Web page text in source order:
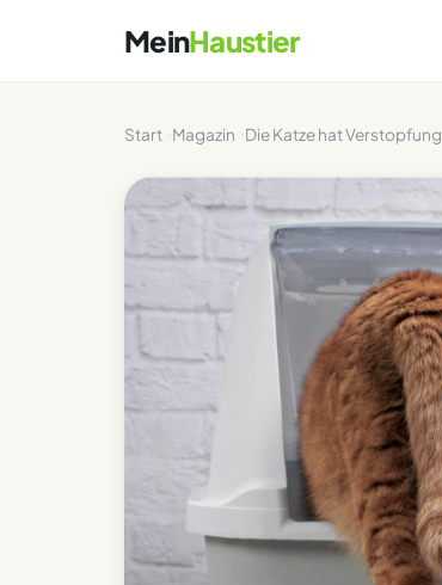
MeinHaustier
Start Magazin Die Katze hat Verstopfung